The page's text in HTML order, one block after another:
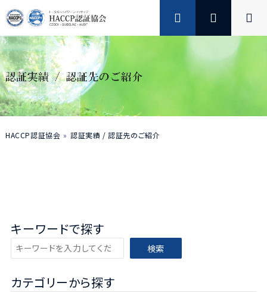
HACCP認証協会 認証実績 / 認証先のご紹介
キーワードで探す
検
検索
カテゴリーから探す